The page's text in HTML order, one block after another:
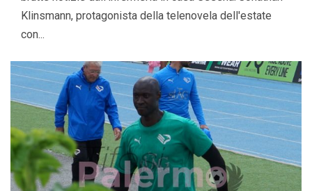
Klinsmann, protagonista della telenovela dell'estate
con...